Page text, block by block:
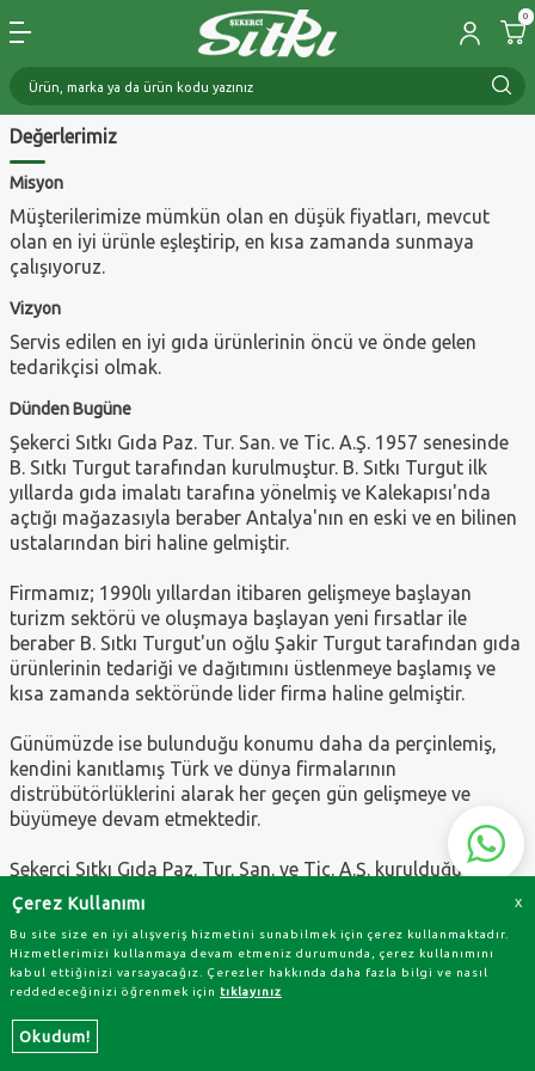
0
Değerlerimiz
Misyon
Müşterilerimize mümkün olan en düşük fiyatları, mevcut
olan en iyi ürünle eşleştirip, en kısa zamanda sunmaya
çalışıyoruz.
Vizyon
Servis edilen en iyi gıda ürünlerinin öncü ve önde gelen
tedarikçisi olmak.
Dünden Bugüne
Şekerci Sıtkı Gıda Paz. Tur. San. ve Tic. A.Ş. 1957 senesinde
B. Sıtkı Turgut tarafından kurulmuştur. B. Sıtkı Turgut ilk
yıllarda gıda imalatı tarafına yönelmiş ve Kalekapısı'nda
açtığı mağazasıyla beraber Antalya'nın en eski ve en bilinen
ustalarından biri haline gelmiştir.
Firmamız; 1990lı yıllardan itibaren gelişmeye başlayan
turizm sektörü ve oluşmaya başlayan yeni fırsatlar ile
beraber B. Sıtkı Turgut'un oğlu Şakir Turgut tarafından gıda
ürünlerinin tedariği ve dağıtımını üstlenmeye başlamış ve
kısa zamanda sektöründe lider firma haline gelmiştir.
Günümüzde ise bulunduğu konumu daha da perçinlemiş,
kendini kanıtlamış Türk ve dünya firmalarının
distrübütörlüklerini alarak her geçen gün gelişmeye ve
büyümeye devam etmektedir.
Şekerci Sıtkı Gıda Paz. Tur. San. ve Tic. A.Ş. kurulduğu ilk
günden itibaren ilke edindiği "doğru ürün, doğru fiyat,
doğru zaman" politikasını sürdürmeyi taahhüt ederken,
binlerce çeşit ürünü geniş dağıtım ağı ve araç filosuyla siz
değerleri müşterileri ile buluşturmaya devam edecektir.
Çerez Kullanımı X
Bu site size en iyi alışveriş hizmetini sunabilmek için çerez kullanmaktadır.
Hizmetlerimizi kullanmaya devam etmeniz durumunda, çerez kullanımını
kabul ettiğinizi varsayacağız. Çerezler hakkında daha fazla bilgi ve nasıl
reddedeceğinizi öğrenmek için tıklayınız
Okudum!